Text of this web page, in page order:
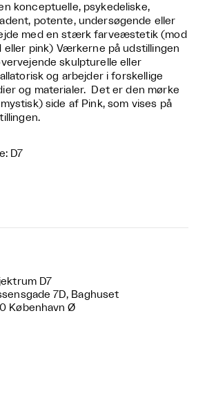
konceptuelle, psykedeliske,
potente, undersøgende eller
med en stærk farveæstetik (mod
eller pink) Værkerne på udstillingen
skulpturelle eller
og arbejder i forskellige
og materialer. Det er den mørke
side af Pink, som vises på
D7
D7
7D, Baghuset
København Ø